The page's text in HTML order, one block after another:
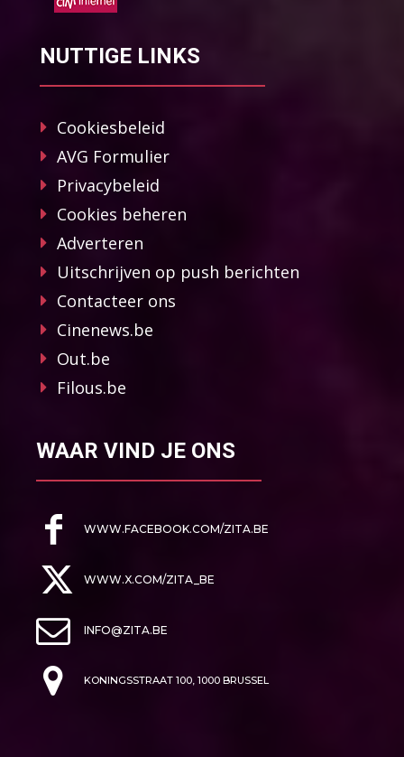
NUTTIGE LINKS
Cookiesbeleid
AVG Formulier
Privacybeleid
Cookies beheren
Adverteren
Uitschrijven op push berichten
Contacteer ons
Cinenews.be
Out.be
Filous.be
WAAR VIND JE ONS
WWW.FACEBOOK.COM/ZITA.BE
WWW.X.COM/ZITA_BE
INFO@ZITA.BE
KONINGSSTRAAT 100, 1000 BRUSSEL